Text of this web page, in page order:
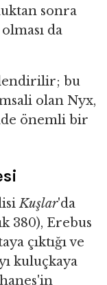
sonra
da
bu
olan Nyx,
önemli bir
Kuşlar'da
380), Erebus
çıktığı ve
kuluçkaya